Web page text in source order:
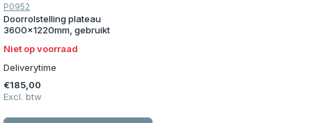
P0952
Doorrolstelling plateau
3600x1220mm, gebruikt
Niet op voorraad
Deliverytime
€185,00
Excl. btw